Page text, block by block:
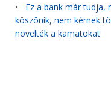
• Ez a bank már tudja,
köszönik, nem kérnek
növelték a kamatokat